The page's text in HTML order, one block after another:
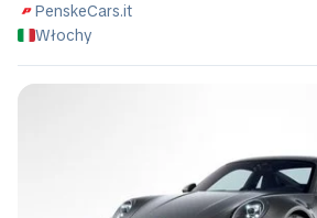
PenskeCars.it
Włochy